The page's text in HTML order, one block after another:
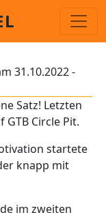
31.10.2022 -
Satz! Letzten
Circle Pit.
startete
knapp mit
im zweiten